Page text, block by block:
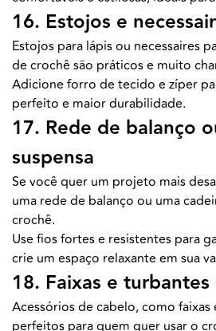
16. Estojos e
Estojos para lápis ou necessaires
de crochê são práticos e muito
Adicione forro de tecido e zíper
perfeito e maior durabilidade.
17. Rede de balanço
suspensa
Se você quer um projeto mais
uma rede de balanço ou uma
crochê.
Use fios fortes e resistentes para
crie um espaço relaxante em sua
18. Faixas e
Acessórios de cabelo, como faixas
perfeitos para quem quer usar o